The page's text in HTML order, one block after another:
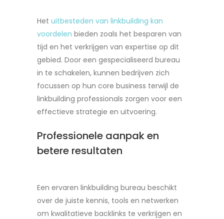
Het uitbesteden van linkbuilding kan
voordelen bieden zoals het besparen van
tijd en het verkrijgen van expertise op dit
gebied. Door een gespecialiseerd bureau
in te schakelen, kunnen bedrijven zich
focussen op hun core business terwijl de
linkbuilding professionals zorgen voor een
effectieve strategie en uitvoering.
Professionele aanpak en
betere resultaten
Een ervaren linkbuilding bureau beschikt
over de juiste kennis, tools en netwerken
om kwalitatieve backlinks te verkrijgen en